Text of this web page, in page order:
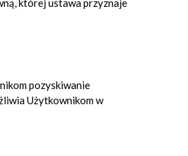
której ustawa przyznaje
pozyskiwanie
Użytkownikom w